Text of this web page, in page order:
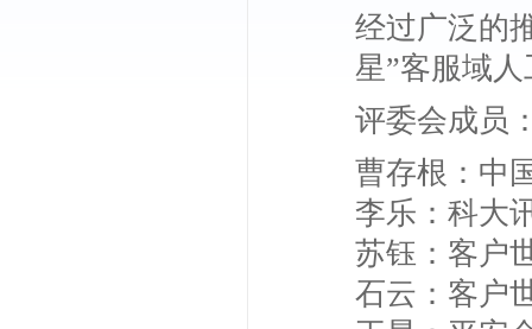
经过广泛的
星”客服域
评委会成员
曹存根 ：中
李乐 ：科大
苏钰 ：客户
石云 ：客户